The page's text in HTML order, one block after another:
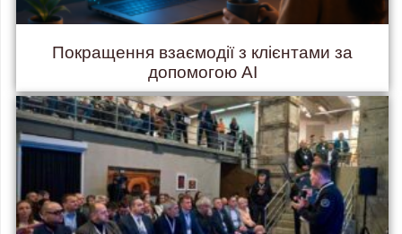
Покращення взаємодії з клієнтами за
допомогою AI